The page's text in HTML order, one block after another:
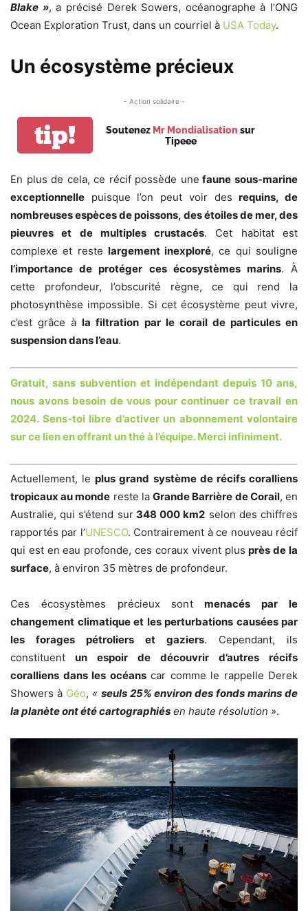
Blake », a précisé Derek Sowers, océanographe à l’ONG
Ocean Exploration Trust, dans un courriel à USA Today.
Un écosystème précieux
- Action solidaire -
tip! Soutenez Mr Mondialisation sur
Tipeee
En plus de cela, ce récif possède une faune sous-marine
exceptionnelle puisque l’on peut voir desrequins, de
nombreuses espèces de poissons, des étoiles de mer, des
pieuvres et de multiples crustacés. Cet habitat est
complexe et reste largement inexploré, ce qui souligne
l’importance de protéger ces écosystèmes marins. À
cette profondeur, l’obscurité règne, ce qui rend la
photosynthèse impossible. Si cet écosystème peut vivre,
c’est grâce àla filtration par le corail de particules en
suspension dans l’eau.
Gratuit, sans subvention et indépendant depuis 10 ans,
nous avons besoin de vous pour continuer ce travail en
2024. Sens-toi libre d’activer un abonnement volontaire
sur ce lien en offrant un thé à l’équipe. Merci infiniment.
Actuellement, leplus grand système de récifs coralliens
tropicaux au monde reste laGrande Barrière de Corail, en
Australie, qui s’étend sur348 000 km2 selon des chiffres
rapportés par l’UNESCO. Contrairement à ce nouveau récif
qui est en eau profonde, ces coraux vivent plusprès de la
surface, à environ 35 mètres de profondeur.
Ces écosystèmes précieux sontmenacés par le
changement climatique et les perturbations causées par
les forages pétroliers et gaziers. Cependant, ils
constituent un espoir de découvrir d’autres récifs
coralliens dans les océanscar comme le rappelle Derek
Showers à Géo, « seuls 25% environ des fonds marins de
la planète ont été cartographiés en haute résolution ».